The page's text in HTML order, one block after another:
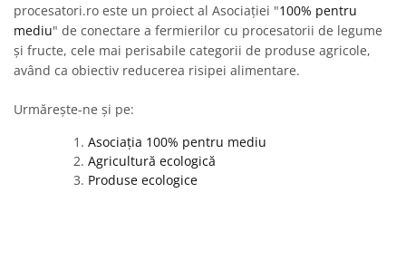
procesatori.ro este un proiect al Asociației "100% pentru
mediu" de conectare a fermierilor cu procesatorii de legume
și fructe, cele mai perisabile categorii de produse agricole,
având ca obiectiv reducerea risipei alimentare.
Urmărește-ne și pe:
Asociația 100% pentru mediu
Agricultură ecologică
Produse ecologice